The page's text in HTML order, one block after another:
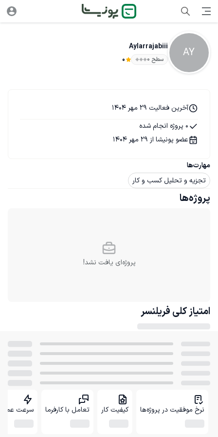
AY
Aylarrajabiii
سطح ۰ 0
مهارت‌ها
تجزیه و تحلیل کسب و کار
آخرین فعالیت 29 مهر 1404
0 پروژه انجام شده
عضو پونیشا از 29 مهر 1404
پروژه‌ها
پروژه‌ای یافت نشد!
امتیاز کلی فریلنسر
نرخ موفقیت در پروژه‌ها کیفیت کار تعامل با کارفرما سرعت عمل